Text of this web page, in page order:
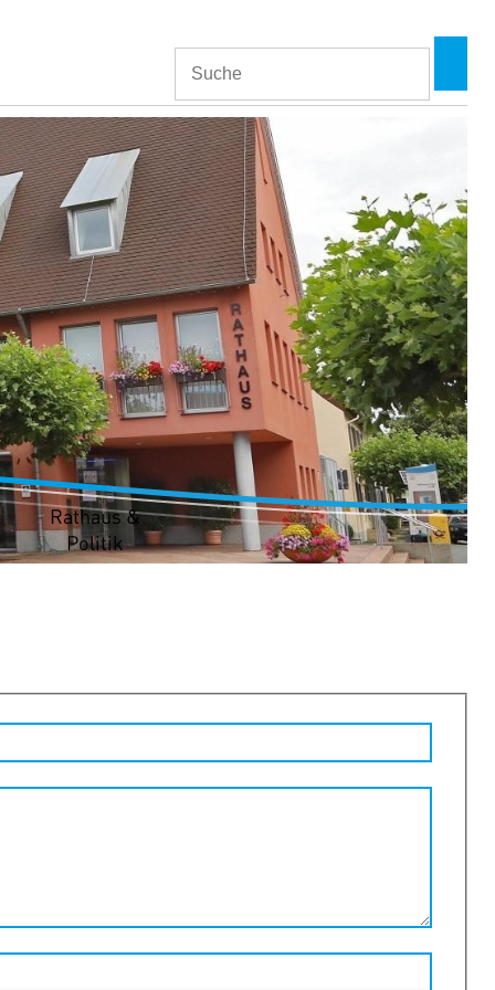
Rathaus &
Politik